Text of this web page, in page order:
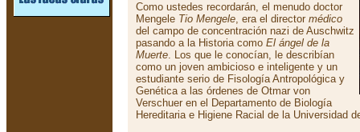
Como ustedes recordarán, el menudo doctor
Mengele Tio Mengele, era el director médico
del campo de concentración nazi de Auschwitz
pasando a la Historia como El ángel de la
Muerte. Los que le conocían, le describían
como un joven ambicioso e inteligente y un
estudiante serio de Fisología Antropológica y
Genética a las órdenes de Otmar von
Verschuer en el Departamento de Biología
Hereditaria e Higiene Racial de la Universidad